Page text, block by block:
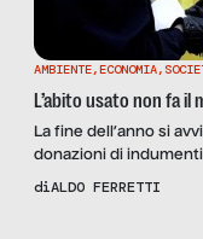
AMBIENTE,ECONOMIA,
L’abito usato non fa il
La fine dell’anno si
donazioni di
ci si sente più buoni
diALDO FERRETTI